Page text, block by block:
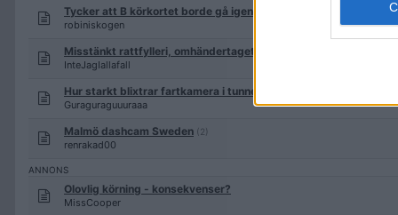
Tycker att B körkortet borde gå igenom hur man beter sig
robiniskogen
Misstänkt rattfylleri, omhändertaget körkort
InteJagIallafall
Hur starkt blixtrar fartkamera i tunnel?
Guraguraguuuraaa
Malmö dashcam Sweden (2)
renrakad00
Olovlig körning - konsekvenser?
MissCooper